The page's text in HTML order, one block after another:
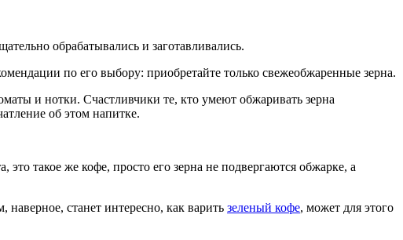
обрабатывались и заготавливались.
по его выбору: приобретайте только свежеобжаренные зерна.
и нотки. Счастливчики те, кто умеют обжаривать зерна
об этом напитке.
такое же кофе, просто его зерна не подвергаются обжарке, а
станет интересно, как варить зеленый кофе, может для этого